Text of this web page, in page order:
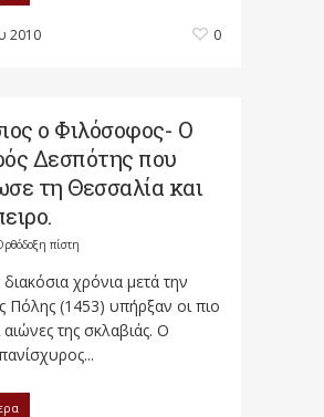
2010 0
ο Φιλόσοφος- Ο
Δεσπότης που
τη Θεσσαλία και
πίστη
χρόνια μετά την
Πόλης (1453) υπήρξαν οι πιο
αιώνες της σκλαβιάς. Ο